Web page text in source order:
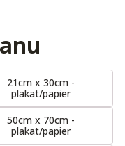
21cm x 30cm -
plakat/papier
50cm x 70cm -
plakat/papier